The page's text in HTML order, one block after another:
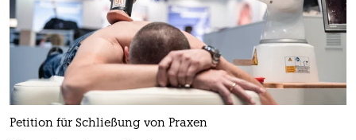
Petition für Schließung von Praxen